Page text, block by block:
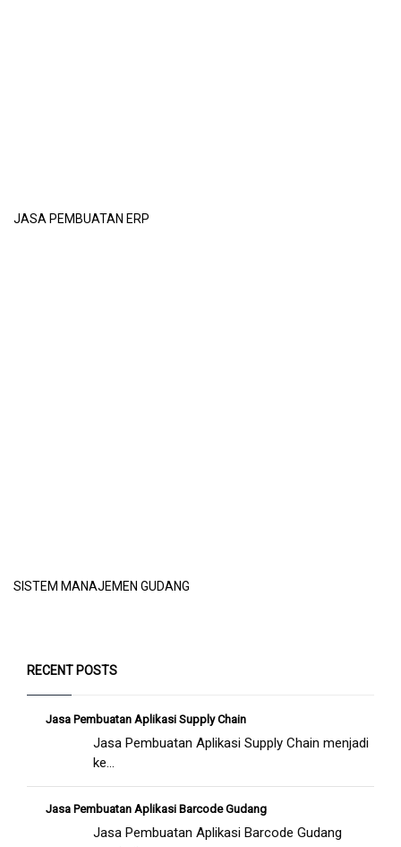
JASA PEMBUATAN ERP
SISTEM MANAJEMEN GUDANG
RECENT POSTS
Jasa Pembuatan Aplikasi Supply Chain
Jasa Pembuatan Aplikasi Supply Chain menjadi
ke...
Jasa Pembuatan Aplikasi Barcode Gudang
Jasa Pembuatan Aplikasi Barcode Gudang